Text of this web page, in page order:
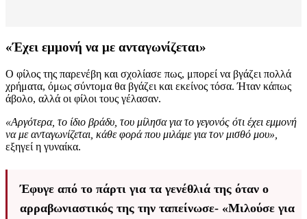
«Έχει εμμονή να με ανταγωνίζεται»
Ο φίλος της παρενέβη και σχολίασε πως, μπορεί να βγάζει πολλά
χρήματα, όμως σύντομα θα βγάζει και εκείνος τόσα. Ήταν κάπως
άβολο, αλλά οι φίλοι τους γέλασαν.
«Αργότερα, το ίδιο βράδυ, του μίλησα για το γεγονός ότι έχει εμμονή
να με ανταγωνίζεται, κάθε φορά που μιλάμε για τον μισθό μου»,
εξηγεί η γυναίκα.
Έφυγε από το πάρτι για τα γενέθλιά της όταν ο
αρραβωνιαστικός της την ταπείνωσε- «Μιλούσε για